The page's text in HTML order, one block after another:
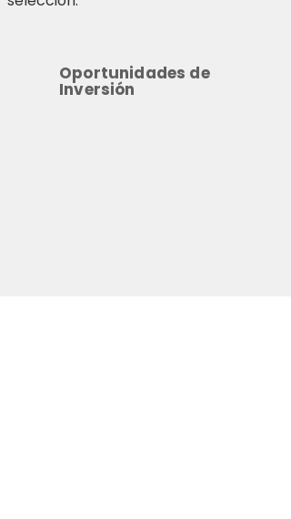
Oportunidades de
Inversión